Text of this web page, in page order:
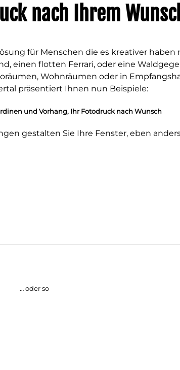
nach Ihrem
für Menschen die es kreativer
einen flotten Ferrari, oder eine
Wohnräumen oder in
präsentiert Ihnen nun Beispiele:
und Vorhang, Ihr Fotodruck nach Wunsch
gestalten Sie Ihre Fenster, eben
… oder so